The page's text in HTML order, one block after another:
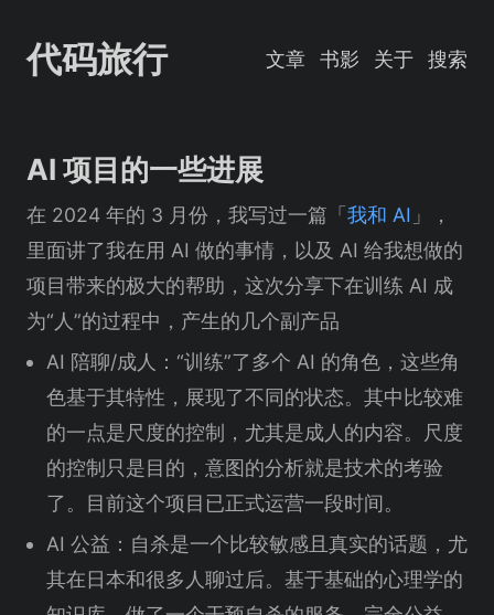
代码旅行 文章 书影 关于 搜索
AI 项目的一些进展
在 2024 年的 3 月份，我写过一篇「 我和 AI 」，
里面讲了我在用 AI 做的事情，以及 AI 给我想做的
项目带来的极大的帮助，这次分享下在训练 AI 成
为“人”的过程中，产生的几个副产品
AI 陪聊/成人：“训练”了多个 AI 的角色，这些角
色基于其特性，展现了不同的状态。其中比较难
的一点是尺度的控制，尤其是成人的内容。尺度
的控制只是目的，意图的分析就是技术的考验
了。目前这个项目已正式运营一段时间。
AI 公益：自杀是一个比较敏感且真实的话题，尤
其在日本和很多人聊过后。基于基础的心理学的